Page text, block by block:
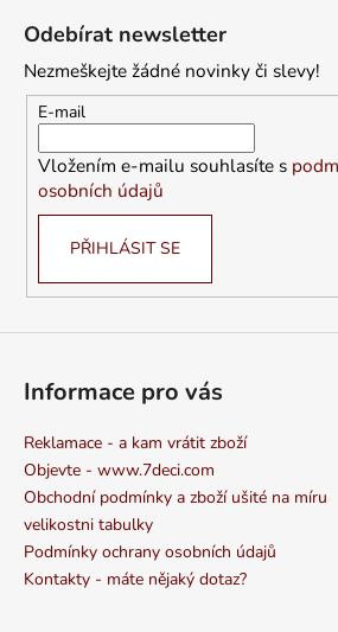
Odebírat newsletter
Nezmeškejte žádné novinky či slevy!
E-mail
Vložením e-mailu souhlasíte s
osobních údajů
PŘIHLÁSIT SE
Informace pro vás
Reklamace - a kam vrátit zboží
Objevte - www.7deci.com
Obchodní podmínky a zboží ušité na míru
velikostni tabulky
Podmínky ochrany osobních údajů
Kontakty - máte nějaký dotaz?